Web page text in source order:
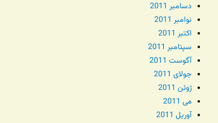
دسامبر 2011
نوامبر 2011
اکتبر 2011
سپتامبر 2011
آگوست 2011
جولای 2011
ژوئن 2011
می 2011
آوریل 2011